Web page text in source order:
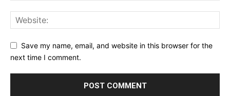
Save my name, email, and website in this browser for the
next time I comment.